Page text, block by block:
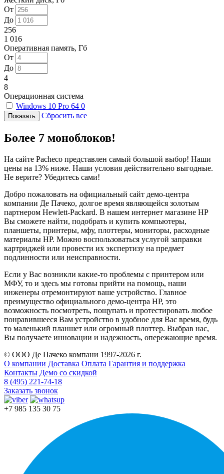
От
До
256
1 016
Оперативная память, Гб
От
До
4
8
Операционная система
Windows 10 Pro 64 0
Сбросить все
Более 7 моноблоков!
На сайте Pacheco представлен самый большой выбор! Наши
цены на 13% ниже. Наши условия действительно выгодные.
Не верите? Убедитесь сами!
Добро пожаловать на официальный сайт демо-центра
компании Де Пачеко, долгое время являющейся золотым
партнером Hewlett-Packard. В нашем интернет магазине HP
Вы сможете найти, подобрать и купить компьютеры,
планшеты, принтеры, мфу, плоттеры, мониторы, расходные
материалы HP. Можно воспользоваться услугой заправки
картриджей или провести их экспертизу на предмет
подлинности или неисправности.
Если у Вас возникли какие-то проблемы с принтером или
МФУ, то и здесь мы готовы прийти на помощь, наши
инженеры отремонтируют ваше устройство. Главное
преимущество официального демо-центра HP, это
возможность посмотреть, пощупать и протестировать любое
понравившееся Вам устройство в удобное для Вас время, будь
то маленький планшет или огромный плоттер. Выбрав нас,
Вы получаете инновации и надежность, опережающие время.
© ООО Де Пачеко компани 1997-2026 г.
О компании Доставка Оплата Гарантия и поддержка
Контакты Демо со скидкой
8 (495) 221-74-18
Заказать звонок
+7 985 135 30 75